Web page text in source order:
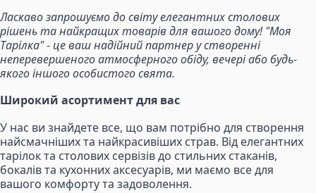
Ласкаво запрошуємо до світу елегантних столових
рішень та найкращих товарів для вашого дому! "Моя
Тарілка" - це ваш надійний партнер у створенні
неперевершеного атмосферного обіду, вечері або будь-
якого іншого особистого свята.
Широкий асортимент для вас
У нас ви знайдете все, що вам потрібно для створення
найсмачніших та найкрасивіших страв. Від елегантних
тарілок та столових сервізів до стильних стаканів,
бокалів та кухонних аксесуарів, ми маємо все для
вашого комфорту та задоволення.